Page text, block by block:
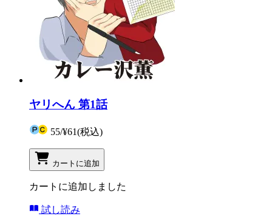
ヤリへん 第1話
55/¥61(税込)
カートに追加
カートに追加しました
試し読み